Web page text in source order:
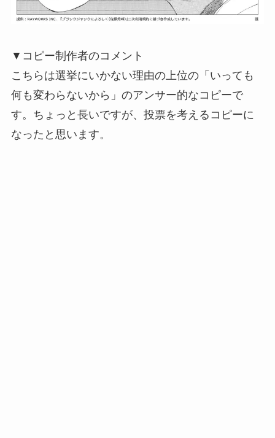
▼コピー制作者のコメント
こちらは選挙にいかない理由の上位の「いっても
何も変わらないから」のアンサー的なコピーで
す。ちょっと長いですが、投票を考えるコピーに
なったと思います。